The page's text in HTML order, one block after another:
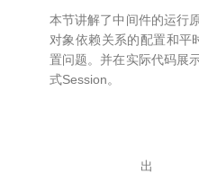
本节讲解了中间件的运行
对象依赖关系的配置和平
置问题。并在实际代码展
式Session。
出